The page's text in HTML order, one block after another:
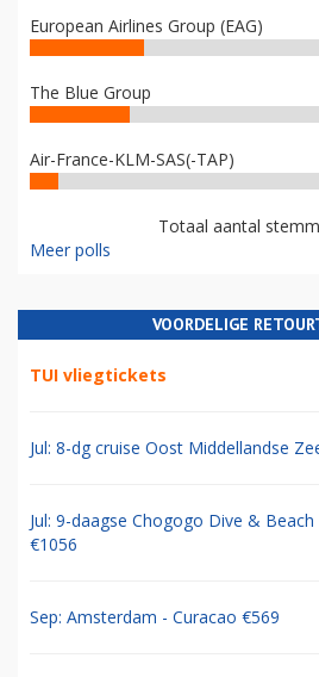
European Airlines Group (EAG)
The Blue Group
Air-France-KLM-SAS(-TAP)
Totaal aantal
Meer polls
VOORDELIGE
TUI vliegtickets
Jul: 8-dg cruise Oost Middellandse
Jul: 9-daagse Chogogo Dive & Beach
€1056
Sep: Amsterdam - Curacao €569